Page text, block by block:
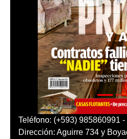
Teléfono: (+593) 985860991 -
Dirección: Aguirre 734 y